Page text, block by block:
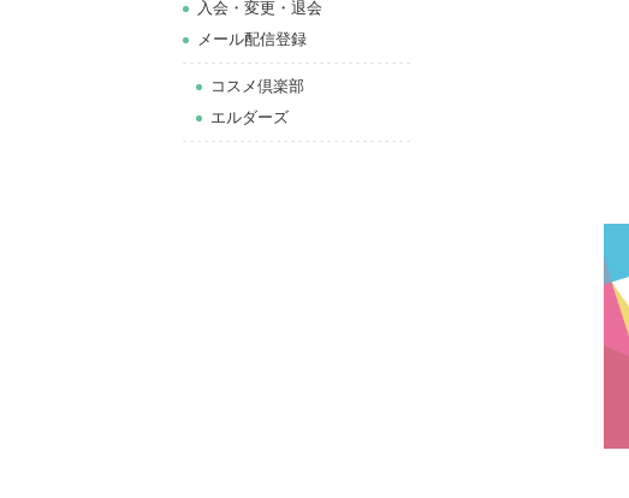
⼊会・変更・退会
メール配信登録
コスメ倶楽部
エルダーズ